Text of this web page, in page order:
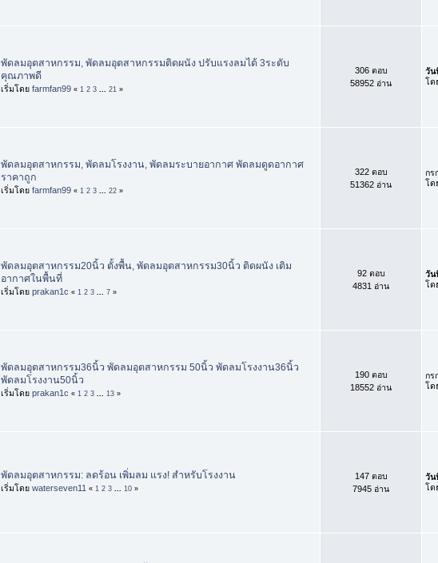
พัดลมอุตสาหกรรม, พัดลมอุตสาหกรรมติดผนัง ปรับแรงลมได้ 3ระดับ
คุณภาพดี
เริ่มโดย farmfan99 « 1 2 3 21 »
306 ตอบ
58952 อ่าน
วัน
โด
พัดลมอุตสาหกรรม, พัดลมโรงงาน, พัดลมระบายอากาศ พัดลมดูดอากาศ
ราคาถูก
เริ่มโดย farmfan99 « 1 2 3 22 »
322 ตอบ
51362 อ่าน
กร
โด
พัดลมอุตสาหกรรม20นิ้ว ตั้งพื้น, พัดลมอุตสาหกรรม30นิ้ว ติดผนัง เติม
อากาศในพื้นที่
เริ่มโดย prakan1c « 1 2 3 7 »
92 ตอบ
4831 อ่าน
วัน
โด
พัดลมอุตสาหกรรม36นิ้ว พัดลมอุตสาหกรรม 50นิ้ว พัดลมโรงงาน36นิ้ว
พัดลมโรงงาน50นิ้ว
เริ่มโดย prakan1c « 1 2 3 13 »
190 ตอบ
18552 อ่าน
กร
โด
พัดลมอุตสาหกรรม: ลดร้อน เพิ่มลม แรง! สำหรับโรงงาน
เริ่มโดย waterseven11 « 1 2 3 10 »
147 ตอบ
7945 อ่าน
วัน
โด